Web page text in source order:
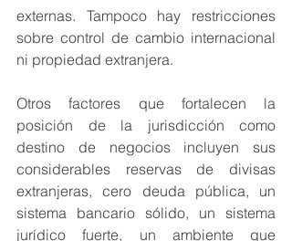
externas. Tampoco hay restricciones
sobre control de cambio internacional
ni propiedad extranjera.
Otros factores que fortalecen la
posición de la jurisdicción como
destino de negocios incluyen sus
considerables reservas de divisas
extranjeras, cero deuda pública, un
sistema bancario sólido, un sistema
jurídico fuerte, un ambiente que